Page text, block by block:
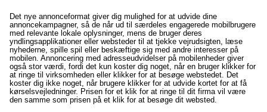
Det nye annonceformat giver dig mulighed for at udvide dine
annoncekampagner, så de når ud til særdeles engagerede mobilbrugere
med relevante lokale oplysninger, mens de bruger deres
yndlingsapplikationer eller websteder til at tjekke vejrudsigten, læse
nyhederne, spille spil eller beskæftige sig med andre interesser på
mobilen. Annoncering med adresseudvidelser på mobilenheder giver
også stor værdi, fordi det kun koster dig noget, når en bruger klikker for
at ringe til virksomheden eller klikker for at besøge webstedet. Det
koster dig ikke noget, når brugere klikker for at udvide kortet for at få
kørselsvejledninger. Prisen for et klik for at ringe til dit firma vil være
den samme som prisen på et klik for at besøge dit websted.